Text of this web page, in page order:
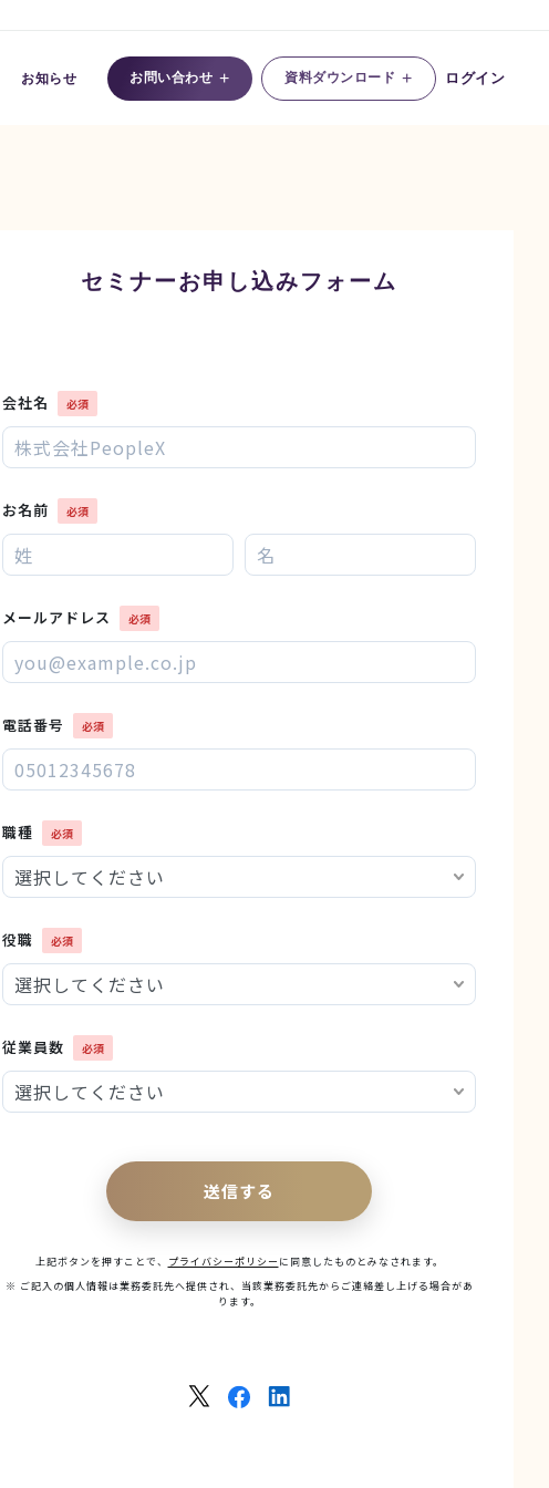
お知らせ お問い合わせ + 資料ダウンロード + ログイン
セミナーお申し込みフォーム